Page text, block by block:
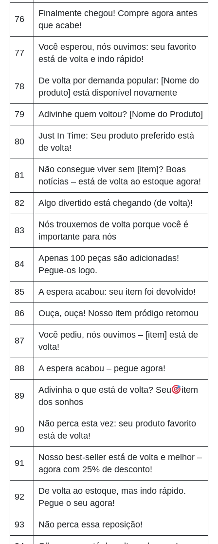
76
Finalmente chegou! Compre agora antes
que acabe!
77
Você esperou, nós ouvimos: seu favorito
está de volta e indo rápido!
78
De volta por demanda popular: [Nome do
produto] está disponível novamente
79 Adivinhe quem voltou? [Nome do Produto]
80
Just In Time: Seu produto preferido está
de volta!
81
Não consegue viver sem [item]? Boas
notícias – está de volta ao estoque agora!
82 Algo divertido está chegando (de volta)!
83
Nós trouxemos de volta porque você é
importante para nós
84
Apenas 100 peças são adicionadas!
Pegue-os logo.
85 A espera acabou: seu item foi devolvido!
86 Ouça, ouça! Nosso item pródigo retornou
87
Você pediu, nós ouvimos – [item] está de
volta!
88 A espera acabou – pegue agora!
89
Adivinha o que está de volta? Seu
item
dos sonhos
90
Não perca esta vez: seu produto favorito
está de volta!
91
Nosso best-seller está de volta e melhor –
agora com 25% de desconto!
92
De volta ao estoque, mas indo rápido.
Pegue o seu agora!
93 Não perca essa reposição!